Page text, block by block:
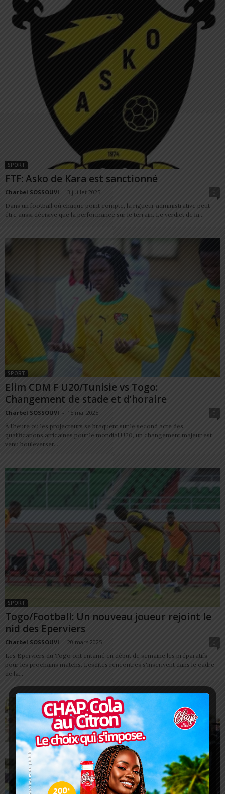
SPORT
FTF: Asko de Kara est sanctionné
Charbel SOSSOUVI - 3 juillet 2025
0
Dans un football où chaque point compte, la rigueur administrative peut
être aussi décisive que la performance sur le terrain. Le verdict de la...
SPORT
Elim CDM F U20/Tunisie vs Togo:
Changement de stade et d’horaire
Charbel SOSSOUVI - 15 mai 2025
0
À l’heure où les projecteurs se braquent sur le second acte des
qualifications africaines pour le mondial U20, un changement majeur est
venu bouleverser...
SPORT
Togo/Football: Un nouveau joueur rejoint le
nid des Eperviers
Charbel SOSSOUVI - 20 mars 2025
0
Les Eperviers du Togo ont entamé en début de semaine les préparatifs
pour les prochains matchs. Lesdites rencontres s'inscrivent dans le cadre
de la...